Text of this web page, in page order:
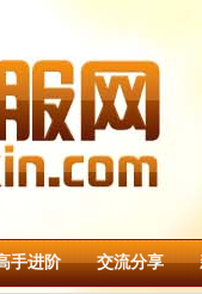
手进阶 交流分享